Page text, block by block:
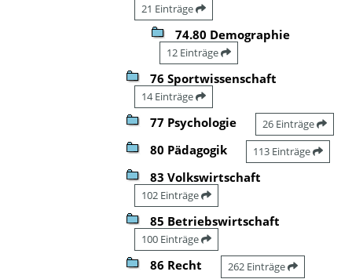
21 Einträge
74.80 Demographie
12 Einträge
76 Sportwissenschaft
14 Einträge
77 Psychologie 26 Einträge
80 Pädagogik 113 Einträge
83 Volkswirtschaft
102 Einträge
85 Betriebswirtschaft
100 Einträge
86 Recht 262 Einträge